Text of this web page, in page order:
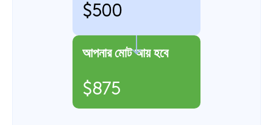
$500
আপনার মোট আয় হবে
$875